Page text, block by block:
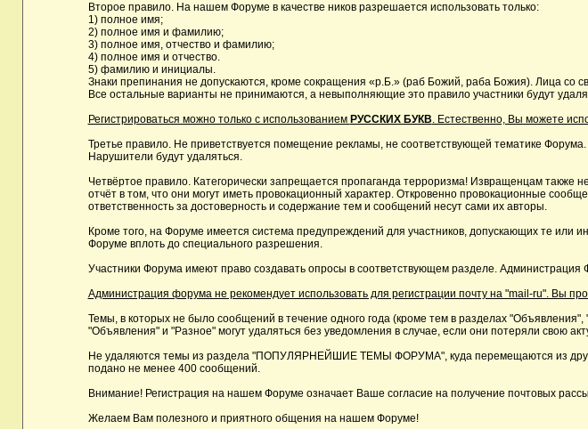
Второе правило. На нашем Форуме в качестве ников разрешается использовать только:
1) полное имя;
2) полное имя и фамилию;
3) полное имя, отчество и фамилию;
4) полное имя и отчество.
5) фамилию и инициалы.
Знаки препинания не допускаются, кроме сокращения «р.Б.» (раб Божий, раба Божия). Лица со
Все остальные варианты не принимаются, а невыполняющие это правило участники будут
Регистрироваться можно только с использованием РУССКИХ БУКВ. Естественно, Вы можете
Третье правило. Не приветствуется помещение рекламы, не соответствующей тематике
Нарушители будут удаляться.
Четвёртое правило. Категорически запрещается пропаганда терроризма! Извращенцам
отчёт в том, что они могут иметь провокационный характер. Откровенно провокационные
ответственность за достоверность и содержание тем и сообщений несут сами их авторы.
Кроме того, на Форуме имеется система предупреждений для участников, допускающих те
Форуме вплоть до специального разрешения.
Участники Форума имеют право создавать опросы в соответствующем разделе.
Администрация форума не рекомендует использовать для регистрации почту на "mail-ru". Вы
Темы, в которых не было сообщений в течение одного года (кроме тем в разделах
"Объявления" и "Разное" могут удаляться без уведомления в случае, если они потеряли свою
Не удаляются темы из раздела "ПОПУЛЯРНЕЙШИЕ ТЕМЫ ФОРУМА", куда перемещаются из
подано не менее 400 сообщений.
Внимание! Регистрация на нашем Форуме означает Ваше согласие на получение почтовых
Желаем Вам полезного и приятного общения на нашем Форуме!